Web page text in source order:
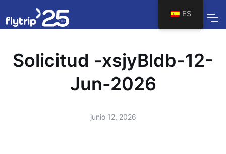
Solicitud -xsjyBldb-12-
Jun-2026
junio 12, 2026
ES